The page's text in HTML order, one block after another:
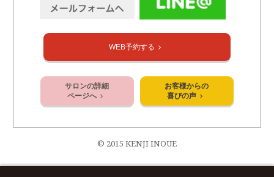
WEB予約する
サロンの詳細
ページへ
お客様からの
喜びの声
© 2015 KENJI INOUE